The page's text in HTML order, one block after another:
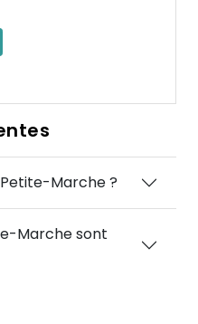
Marche ?
Marche sont